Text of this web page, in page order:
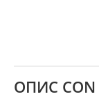
ОПИС CON